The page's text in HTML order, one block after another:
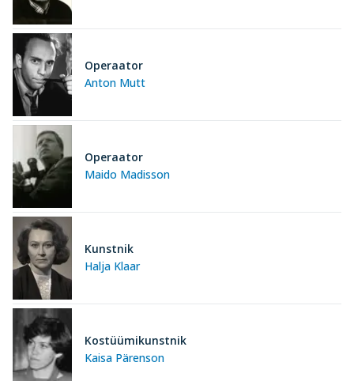
Anton Mutt
Operaator
Maido Madisson
Operaator
Halja Klaar
Kunstnik
Kaisa Pärenson
Kostüümikunstnik